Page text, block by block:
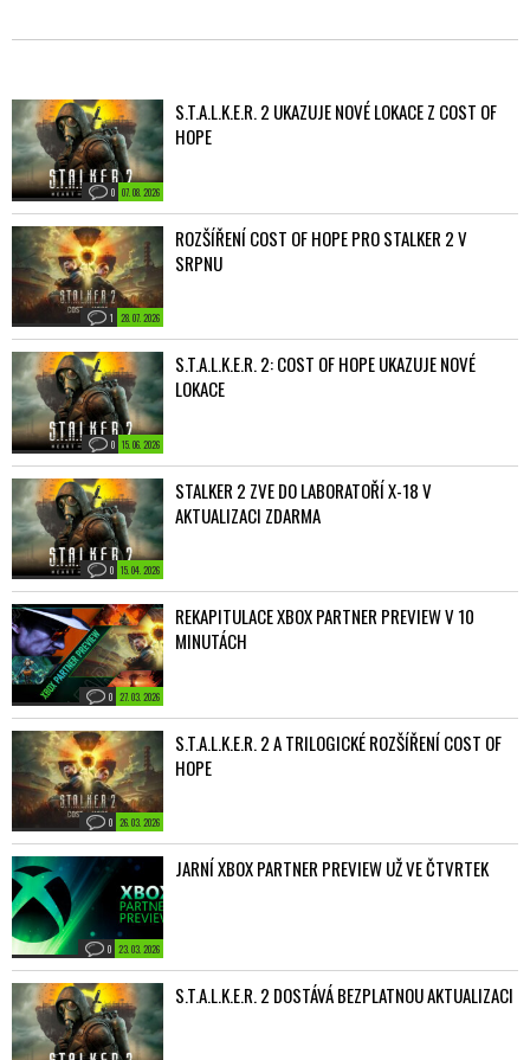
07. 08. 2026
0
S.T.A.L.K.E.R. 2 UKAZUJE NOVÉ LOKACE Z COST OF
HOPE
28. 07. 2026
1
ROZŠÍŘENÍ COST OF HOPE PRO STALKER 2 V
SRPNU
15. 06. 2026
0
S.T.A.L.K.E.R. 2: COST OF HOPE UKAZUJE NOVÉ
LOKACE
15. 04. 2026
0
STALKER 2 ZVE DO LABORATOŘÍ X-18 V
AKTUALIZACI ZDARMA
27. 03. 2026
0
REKAPITULACE XBOX PARTNER PREVIEW V 10
MINUTÁCH
26. 03. 2026
0
S.T.A.L.K.E.R. 2 A TRILOGICKÉ ROZŠÍŘENÍ COST OF
HOPE
23. 03. 2026
0
JARNÍ XBOX PARTNER PREVIEW UŽ VE ČTVRTEK
S.T.A.L.K.E.R. 2 DOSTÁVÁ BEZPLATNOU AKTUALIZACI